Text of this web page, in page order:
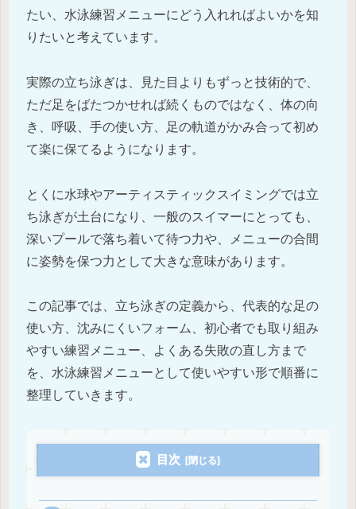
たい、水泳練習メニューにどう入れればよいかを知
りたいと考えています。
実際の立ち泳ぎは、見た目よりもずっと技術的で、
ただ足をばたつかせれば続くものではなく、体の向
き、呼吸、手の使い方、足の軌道がかみ合って初め
て楽に保てるようになります。
とくに水球やアーティスティックスイミングでは立
ち泳ぎが土台になり、一般のスイマーにとっても、
深いプールで落ち着いて待つ力や、メニューの合間
に姿勢を保つ力として大きな意味があります。
この記事では、立ち泳ぎの定義から、代表的な足の
使い方、沈みにくいフォーム、初心者でも取り組み
やすい練習メニュー、よくある失敗の直し方まで
を、水泳練習メニューとして使いやすい形で順番に
整理していきます。
目次